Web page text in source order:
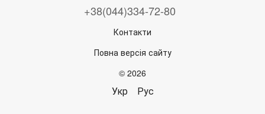
+38(044)334-72-80
Контакти
Повна версія сайту
© 2026
Укр Рус